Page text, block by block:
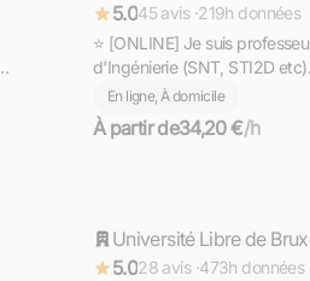
5.045 avis ·219h données
⭐ [ONLINE] Je suis
d'Ingénierie (SNT, STI2D
scientifiques (technologie,
mathématiques, physique et
En ligne, À domicile
À partir de34,20 €/h
Répond rapidement
Université Libre de
5.028 avis ·473h données